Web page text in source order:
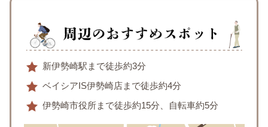
新伊勢崎駅まで徒歩約3分
ベイシアIS伊勢崎店まで徒歩約4分
伊勢崎市役所まで徒歩約15分、自転車約5分